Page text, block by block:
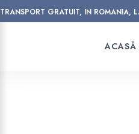
TRANSPORT GRATUIT, IN ROMANIA,
ACASĂ